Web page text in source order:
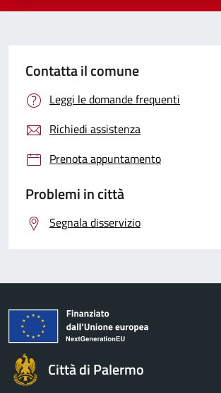
Contatta il comune
Leggi le domande frequenti
Richiedi assistenza
Prenota appuntamento
Problemi in città
Segnala disservizio
Città di Palermo